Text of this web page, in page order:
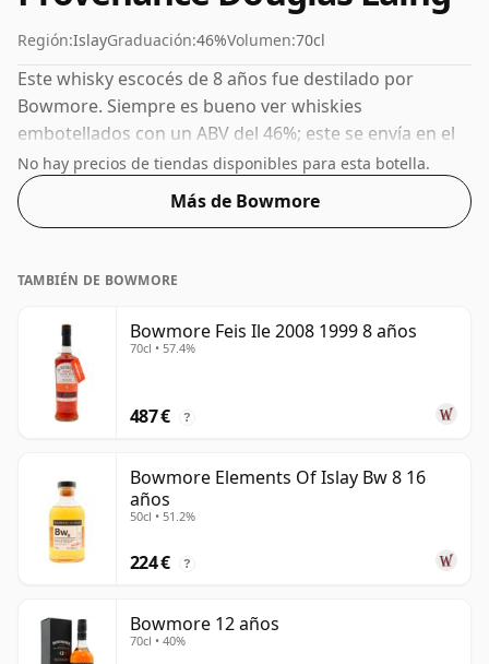
Región:IslayGraduación:46%Volumen:70cl
Este whisky escocés de 8 años fue destilado por
Bowmore. Siempre es bueno ver whiskies
embotellados con un ABV del 46%; este se envía en el
tamaño normal de 70 cl.
No hay precios de tiendas disponibles para esta botella.
Más de Bowmore
TAMBIÉN DE BOWMORE
Bowmore Feis Ile 2008 1999 8 años
70cl • 57.4%
487 € ?
Bowmore Elements Of Islay Bw 8 16
años
50cl • 51.2%
224 € ?
Bowmore 12 años
70cl • 40%